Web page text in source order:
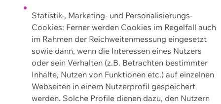
Statistik-, Marketing- und Personalisierungs-
Cookies: Ferner werden Cookies im Regelfall auch
im Rahmen der Reichweitenmessung eingesetzt
sowie dann, wenn die Interessen eines Nutzers
oder sein Verhalten (z.B. Betrachten bestimmter
Inhalte, Nutzen von Funktionen etc.) auf einzelnen
Webseiten in einem Nutzerprofil gespeichert
werden. Solche Profile dienen dazu, den Nutzern